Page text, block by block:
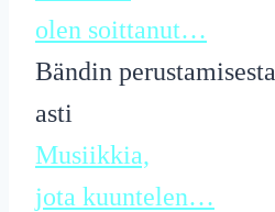
olen soittanut…
Bändin perustamisesta
asti
Musiikkia,
jota kuuntelen…